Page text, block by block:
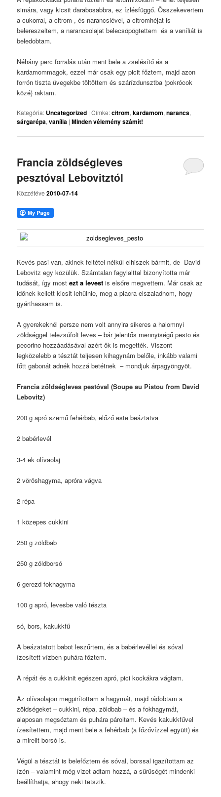
simára, vagy kicsit darabosabbra, ez ízlésfüggő. Összekevertem
a cukorral, a citrom-, és narancslével, a citromhéjat is
belereszeltem, a narancsolajat belecsöpögtettem és a vaníliát is
beledobtam.
Néhány perc forralás után ment bele a zselésítő és a
kardamommagok, ezzel már csak egy picit főztem, majd azon
forrón tiszta üvegekbe töltöttem és szárízdunsztba (pokrócok
közé) raktam.
Kategória: Uncategorized |Címke:citrom,kardamom,narancs,
sárgarépa,vanília |Minden vélemény számít!
Francia zöldségleves
pesztóval Lebovitztól
Közzétéve2010-07-14
Kevés pasi van, akinek feltétel nélkül elhiszek bármit, de David
Lebovitz egy közülük. Számtalan fagylalttal bizonyította már
tudását, így mostezt a levest is elsőre megvettem. Már csak az
időnek kellett kicsit lehűlnie, meg a piacra elszaladnom, hogy
gyárthassam is.
A gyerekeknél persze nem volt annyira sikeres a halomnyi
zöldséggel telezsúfolt leves – bár jelentős mennyiségű pesto és
pecorino hozzáadásával azért ők is megették. Viszont
legközelebb a tésztát teljesen kihagynám belőle, inkább valami
főtt gabonát adnék hozzá betétnek – mondjuk árpagyöngyöt.
Francia zöldségleves pestóval (Soupe au Pistou from David
Lebovitz)
200 g apró szemű fehérbab, előző este beáztatva
2 babérlevél
3-4 ek olívaolaj
2 vöröshagyma, apróra vágva
2 répa
1 közepes cukkini
250 g zöldbab
250 g zöldborsó
6 gerezd fokhagyma
100 g apró, levesbe való tészta
só, bors, kakukkfű
A beázatatott babot leszűrtem, és a babérlevéllel és sóval
ízesített vízben puhára főztem.
A répát és a cukkinit egészen apró, pici kockákra vágtam.
Az olívaolajon megpirítottam a hagymát, majd rádobtam a
zöldségeket – cukkini, répa, zöldbab – és a fokhagymát,
alaposan megsóztam és puhára pároltam. Kevés kakukkfűvel
ízesítettem, majd ment bele a fehérbab (a főzővízzel együtt) és
a mirelit borsó is.
Végül a tésztát is belefőztem és sóval, borssal igazítottam az
ízén – valamint még vizet adtam hozzá, a sűrűségét mindenki
beállíthatja, ahogy neki tetszik.